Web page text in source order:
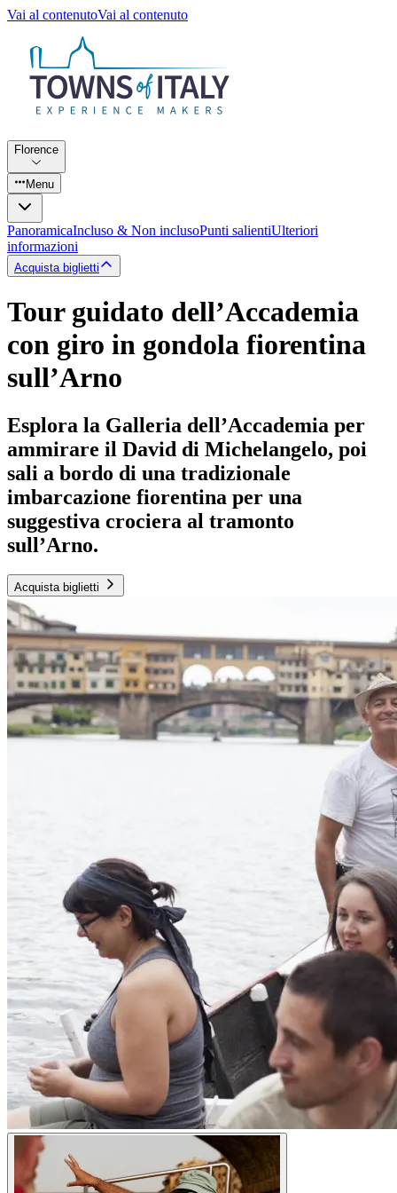
Vai al contenutoVai al contenuto
Florence
Menu
PanoramicaIncluso & Non inclusoPunti salientiUlteriori
informazioni
Acquista biglietti
Tour guidato dell’Accademia
con giro in gondola fiorentina
sull’Arno
Esplora la Galleria dell’Accademia per
ammirare il David di Michelangelo, poi
sali a bordo di una tradizionale
imbarcazione fiorentina per una
suggestiva crociera al tramonto
sull’Arno.
Acquista biglietti